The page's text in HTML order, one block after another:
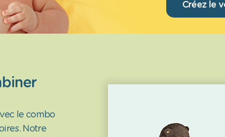
Créez le
le combo
Notre